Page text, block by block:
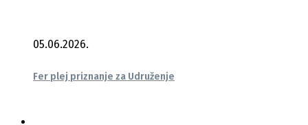
05.06.2026.
Fer plej priznanje za Udruženje